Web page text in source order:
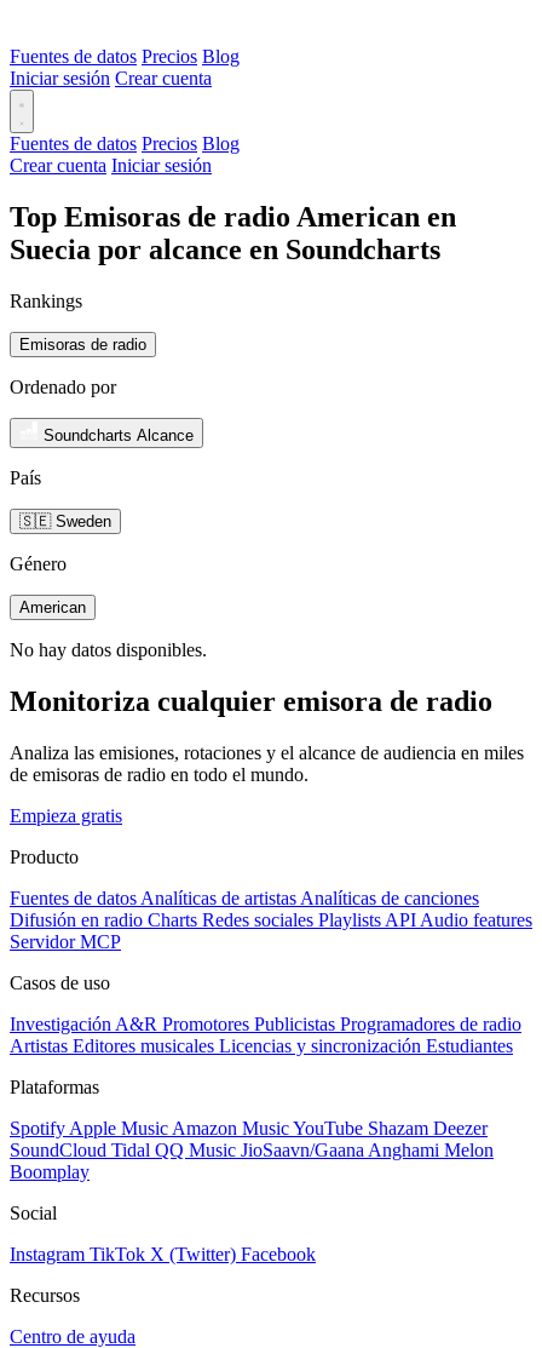
Fuentes de datos Precios Blog
Iniciar sesión Crear cuenta
Fuentes de datos Precios Blog
Crear cuenta Iniciar sesión
Top Emisoras de radio American en
Suecia por alcance en Soundcharts
Rankings
Emisoras de radio
Ordenado por
Soundcharts Alcance
País
🇸🇪 Sweden
Género
American
No hay datos disponibles.
Monitoriza cualquier emisora de radio
Analiza las emisiones, rotaciones y el alcance de audiencia en miles
de emisoras de radio en todo el mundo.
Empieza gratis
Producto
Fuentes de datos Analíticas de artistas Analíticas de canciones
Difusión en radio Charts Redes sociales Playlists API Audio features
Servidor MCP
Casos de uso
Investigación A&R Promotores Publicistas Programadores de radio
Artistas Editores musicales Licencias y sincronización Estudiantes
Plataformas
Spotify Apple Music Amazon MusicYouTube Shazam Deezer
SoundCloud Tidal QQ Music JioSaavn/Gaana Anghami Melon
Boomplay
Social
Instagram TikTok X (Twitter) Facebook
Recursos
Centro de ayuda